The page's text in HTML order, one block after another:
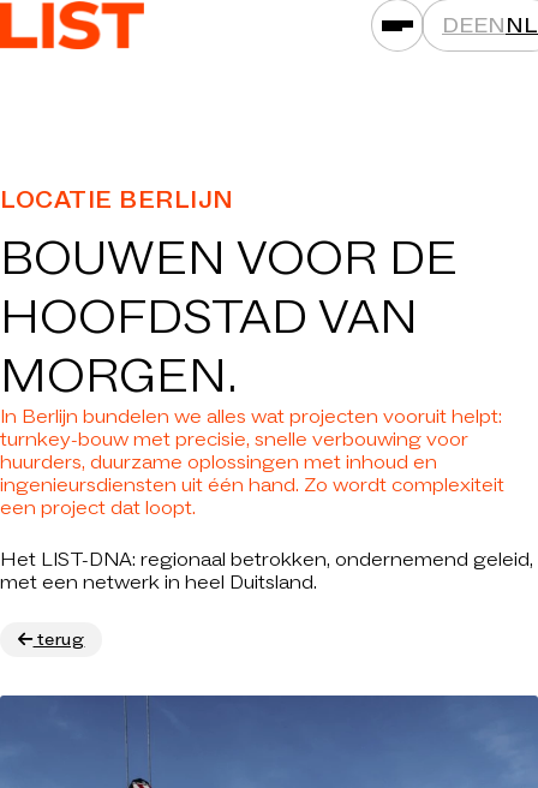
DEENNL
ASSETKLASSEN
LOCATIES
PROJECTEN
NIEUWS
MAATSCHAPPIJEN
DAT IS LIST
CARRIÈRE
CONTACT
LOCATIE BERLIJN
BOUWEN VOOR DE
HOOFDSTAD VAN
MORGEN.
In Berlijn bundelen we alles wat projecten vooruit helpt:
turnkey-bouw met precisie, snelle verbouwing voor
huurders, duurzame oplossingen met inhoud en
ingenieursdiensten uit één hand. Zo wordt complexiteit
een project dat loopt.
Het LIST-DNA: regionaal betrokken, ondernemend geleid,
met een netwerk in heel Duitsland.
terug